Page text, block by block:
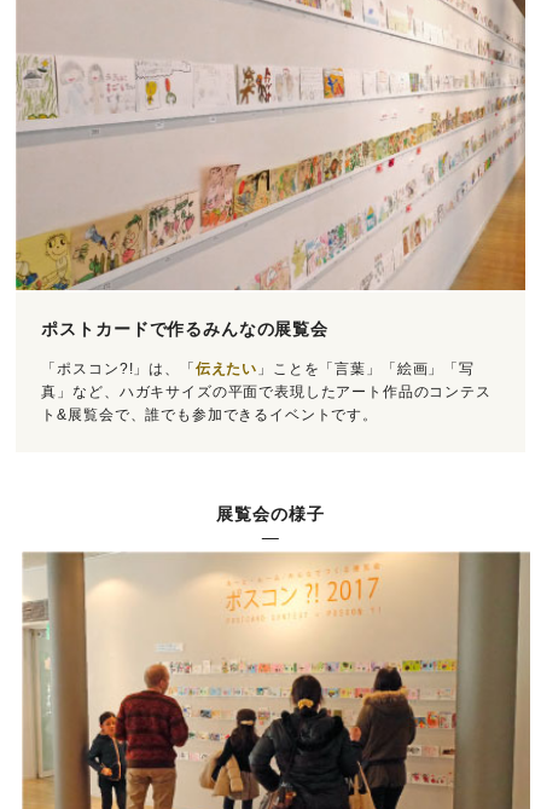
ポストカードで作るみんなの展覧会
「ポスコン?!」は、「伝えたい 」ことを「言葉」「絵画」「写
真」など、ハガキサイズの平面で表現したアート作品のコンテス
ト&展覧会で、誰でも参加できるイベントです。
展覧会の様子